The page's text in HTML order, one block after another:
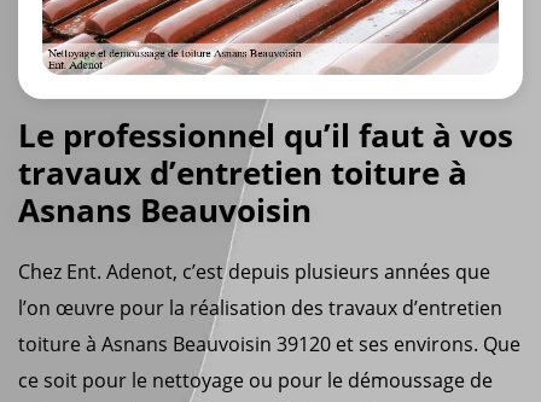
Le professionnel qu’il faut à vos
travaux d’entretien toiture à
Asnans Beauvoisin
Chez Ent. Adenot, c’est depuis plusieurs années que
l’on œuvre pour la réalisation des travaux d’entretien
toiture à Asnans Beauvoisin 39120 et ses environs. Que
ce soit pour le nettoyage ou pour le démoussage de